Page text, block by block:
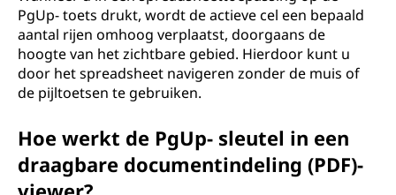
PgUp- toets drukt, wordt de actieve cel een bepaald
aantal rijen omhoog verplaatst, doorgaans de
hoogte van het zichtbare gebied. Hierdoor kunt u
door het spreadsheet navigeren zonder de muis of
de pijltoetsen te gebruiken.
Hoe werkt de PgUp- sleutel in een
draagbare documentindeling (PDF)-